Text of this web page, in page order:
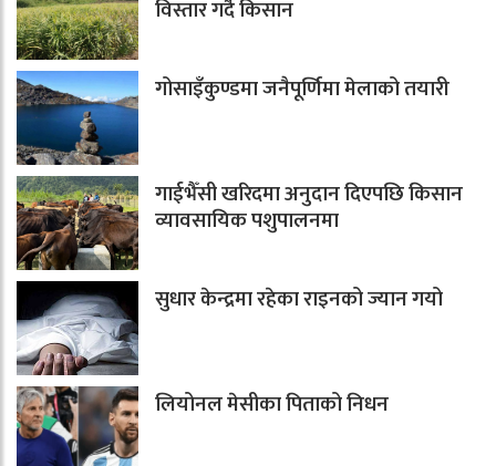
विस्तार गर्दै किसान
गोसाइँकुण्डमा जनैपूर्णिमा मेलाको तयारी
गाईभैँसी खरिदमा अनुदान दिएपछि किसान
व्यावसायिक पशुपालनमा
सुधार केन्द्रमा रहेका राइनको ज्यान गयो
लियोनल मेसीका पिताको निधन